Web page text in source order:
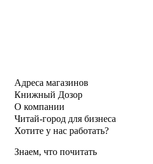
Адреса магазинов
Книжный Дозор
О компании
Читай-город для бизнеса
Хотите у нас работать?
Знаем, что почитать